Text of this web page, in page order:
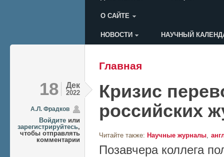
О САЙТЕ
Меню пользователя
НОВОСТИ НАУЧНЫЙ
Вы здесь
Главная
18 Дек
2022
А.Л. Фрадков
Войдите или
зарегистрируйтесь,
чтобы отправлять
комментарии
Кризис
российских
Читайте также: Научные журналы
Позавчера коллега